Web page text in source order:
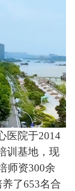
医院于2014
训基地，现
师资300余
了653名合